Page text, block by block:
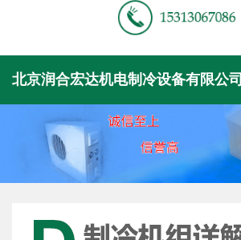
北京润合宏达机电制冷设备有限公司